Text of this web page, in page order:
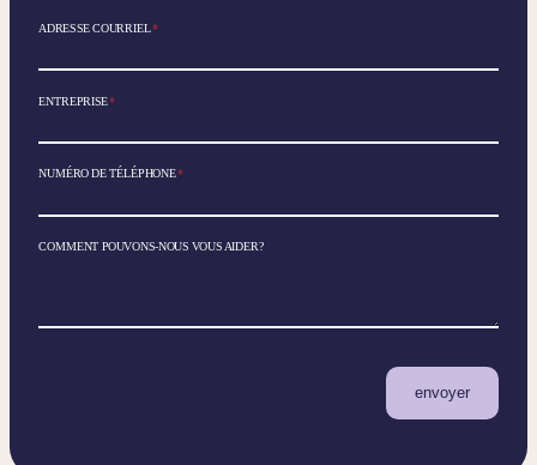
ADRESSE COURRIEL*
ENTREPRISE*
NUMÉRO DE TÉLÉPHONE*
COMMENT POUVONS-NOUS VOUS AIDER?
envoyer